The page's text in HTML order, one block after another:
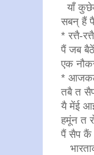
याँ
सबन् हैं
* रत्तै-
पैं जब बैठें
एक
* आजकल
तबै त
यै मेंई
हमूंन त
पैं सैप कैं